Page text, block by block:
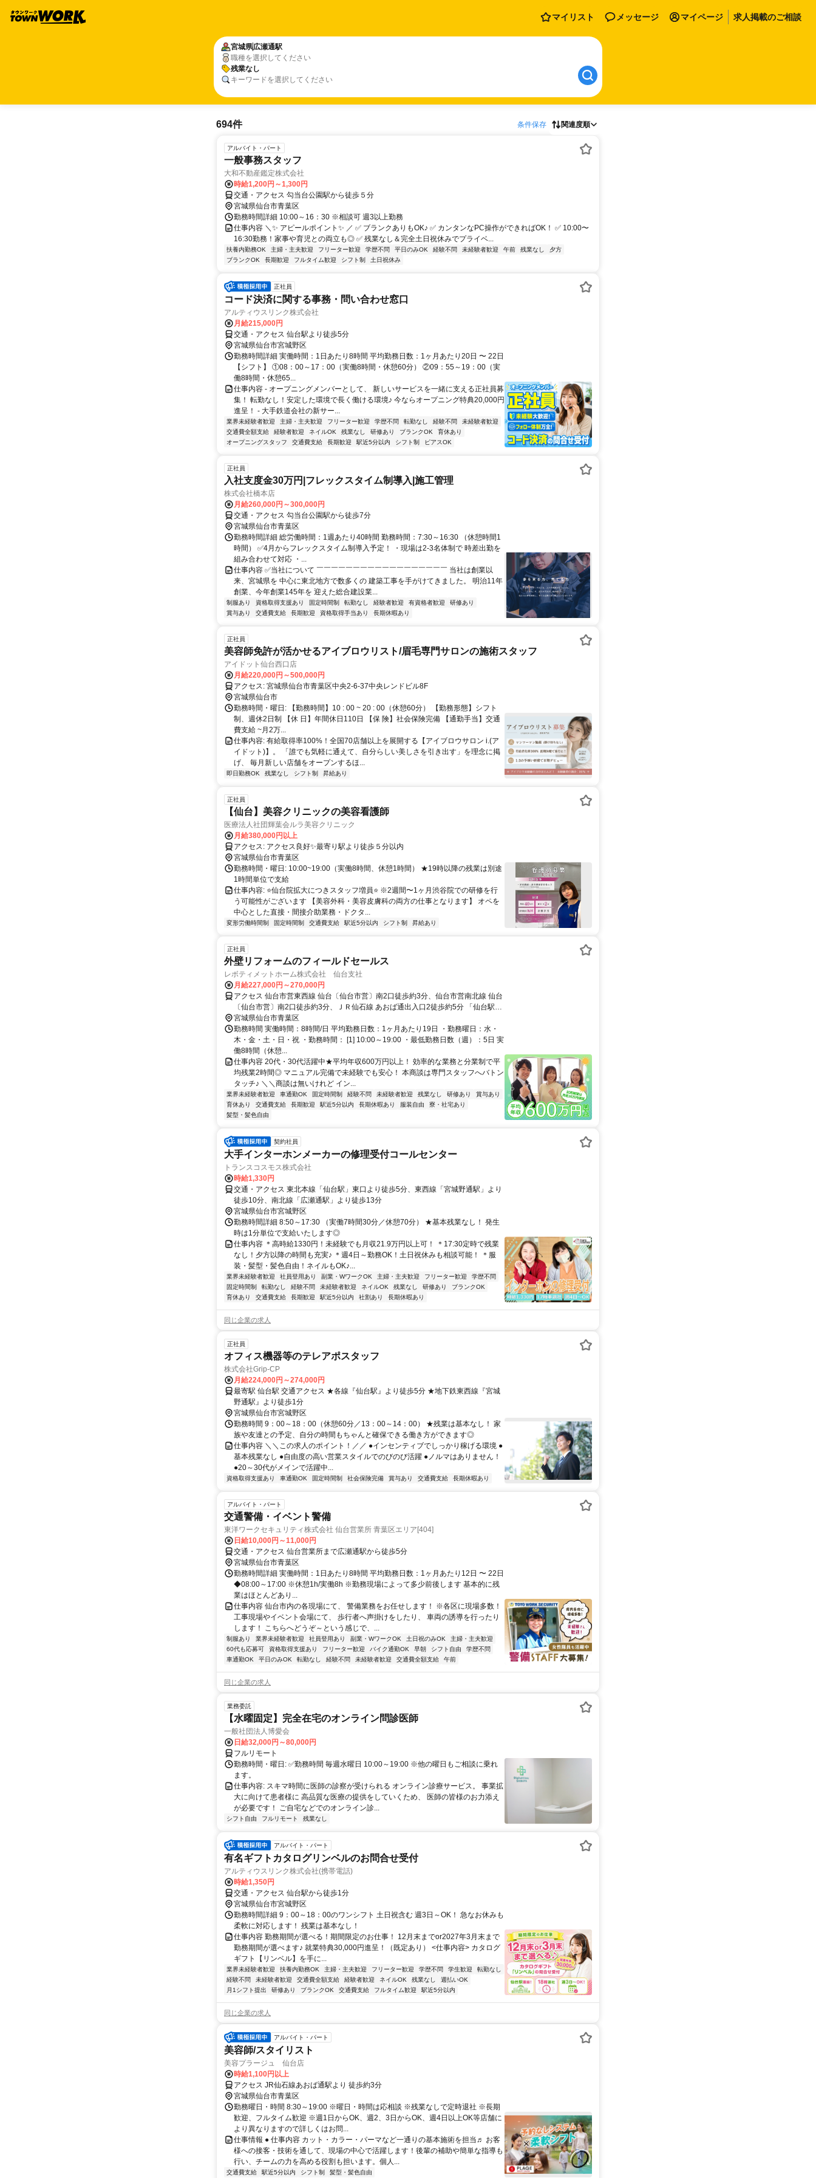
マイリスト メッセージ マイページ 求人掲載のご相談
宮城県広瀬通駅
職種を選択してください
残業なし
キーワードを選択してください
694件 条件保存 関連度順
アルバイト・パート
一般事務スタッフ
大和不動産鑑定株式会社
時給1,200円～1,300円
交通・アクセス 勾当台公園駅から徒歩５分
宮城県仙台市青葉区
勤務時間詳細 10:00～16：30 ※相談可 週3以上勤務
仕事内容 ＼✨ アピールポイント✨ ／ ✅ ブランクありもOK♪ ✅ カンタンなPC操作ができればOK！ ✅ 10:00〜
16:30勤務！家事や育児との両立も◎ ✅ 残業なし＆完全土日祝休みでプライベ...
扶養内勤務OK 主婦・主夫歓迎 フリーター歓迎 学歴不問 平日のみOK 経験不問 未経験者歓迎 午前 残業なし
夕方
ブランクOK
長期歓迎 フルタイム歓迎 シフト制 土日祝休み
正社員
コード決済に関する事務・問い合わせ窓口
アルティウスリンク株式会社
月給215,000円
交通・アクセス 仙台駅より徒歩5分
宮城県仙台市宮城野区
勤務時間詳細 実働時間：1日あたり8時間 平均勤務日数：1ヶ月あたり20日 〜 22日
【シフト】 ①08：00～17：00（実働8時間・休憩60分） ②09：55～19：00（実
働8時間・休憩65...
仕事内容 - オープニングメンバーとして、 新しいサービスを一緒に支える正社員募
集！ 転勤なし！安定した環境で長く働ける環境♪ 今ならオープニング特典20,000円
進呈！ - 大手鉄道会社の新サー...
業界未経験者歓迎 主婦・主夫歓迎 フリーター歓迎 学歴不問 転勤なし 経験不問
未経験者歓迎
交通費全額支給
経験者歓迎 ネイルOK 残業なし 研修あり ブランクOK
育休あり
オープニングスタッフ
交通費支給 長期歓迎 駅近5分以内 シフト制 ピアスOK
正社員
入社支度金30万円|フレックスタイム制導入|施工管理
株式会社橋本店
月給260,000円～300,000円
交通・アクセス 勾当台公園駅から徒歩7分
宮城県仙台市青葉区
勤務時間詳細 総労働時間：1週あたり40時間 勤務時間：7:30～16:30 （休憩時間1
時間） ✅4月からフレックスタイム制導入予定！ ・現場は2-3名体制で 時差出勤を
組み合わせて対応 ・...
仕事内容 ✅当社について ￣￣￣￣￣￣￣￣￣￣￣￣￣￣￣￣￣￣ 当社は創業以
来、宮城県を 中心に東北地方で数多くの 建築工事を手がけてきました。 明治11年
創業、今年創業145年を 迎えた総合建設業...
制服あり 資格取得支援あり 固定時間制 転勤なし 経験者歓迎 有資格者歓迎
研修あり
賞与あり
交通費支給 長期歓迎 資格取得手当あり 長期休暇あり
正社員
美容師免許が活かせるアイブロウリスト/眉毛専門サロンの施術スタッフ
アイドット仙台西口店
月給220,000円～500,000円
アクセス: 宮城県仙台市青葉区中央2-6-37中央レンドビル8F
宮城県仙台市
勤務時間・曜日: 【勤務時間】10 : 00 ~ 20 : 00（休憩60分） 【勤務形態】シフト
制、週休2日制 【休 日】年間休日110日 【保 険】社会保険完備 【通勤手当】交通
費支給 ~月2万...
仕事内容: 有給取得率100%！全国70店舗以上を展開する【アイブロウサロン i.(ア
イドット)】。 「誰でも気軽に通えて、自分らしい美しさを引き出す」を理念に掲
げ、 毎月新しい店舗をオープンするほ...
即日勤務OK 残業なし シフト制 昇給あり
正社員
【仙台】美容クリニックの美容看護師
医療法人社団輝葉会ルラ美容クリニック
月給380,000円以上
アクセス: アクセス良好✨最寄り駅より徒歩５分以内
宮城県仙台市青葉区
勤務時間・曜日: 10:00~19:00（実働8時間、休憩1時間） ★19時以降の残業は別途
1時間単位で支給
仕事内容: ⭐仙台院拡大につきスタッフ増員⭐ ※2週間〜1ヶ月渋谷院での研修を行
う可能性がございます 【美容外科・美容皮膚科の両方の仕事となります】 オペを
中心とした直接・間接介助業務・ドクタ...
変形労働時間制 固定時間制 交通費支給 駅近5分以内 シフト制 昇給あり
正社員
外壁リフォームのフィールドセールス
レボティメットホーム株式会社 仙台支社
月給227,000円～270,000円
アクセス 仙台市営東西線 仙台〔仙台市営〕南2口徒歩約3分、仙台市営南北線 仙台
〔仙台市営〕南2口徒歩約3分、ＪＲ仙石線 あおば通出入口2徒歩約5分 「仙台駅」
から徒歩3分
宮城県仙台市青葉区
勤務時間 実働時間：8時間/日 平均勤務日数：1ヶ月あたり19日 ・勤務曜日：水・
木・金・土・日・祝 ・勤務時間： [1] 10:00～19:00 ・最低勤務日数（週）：5日 実
働8時間（休憩...
仕事内容 20代・30代活躍中★平均年収600万円以上！ 効率的な業務と分業制で平
均残業2時間◎ マニュアル完備で未経験でも安心！ 本商談は専門スタッフへバトン
タッチ♪ ＼＼商談は無いけれど イン...
業界未経験者歓迎 車通勤OK 固定時間制 経験不問 未経験者歓迎 残業なし 研修あり
賞与あり
育休あり
交通費支給 長期歓迎 駅近5分以内 長期休暇あり 服装自由
寮・社宅あり
髪型・髪色自由
契約社員
大手インターホンメーカーの修理受付コールセンター
トランスコスモス株式会社
時給1,330円
交通・アクセス 東北本線「仙台駅」東口より徒歩5分、東西線「宮城野通駅」より
徒歩10分、南北線「広瀬通駅」より徒歩13分
宮城県仙台市宮城野区
勤務時間詳細 8:50～17:30 （実働7時間30分／休憩70分） ★基本残業なし！ 発生
時は1分単位で支給いたします◎
仕事内容 ＊高時給1330円！未経験でも月収21.9万円以上可！ ＊17:30定時で残業
なし！夕方以降の時間も充実♪ ＊週4日～勤務OK！土日祝休みも相談可能！ ＊服
装・髪型・髪色自由！ネイルもOK♪...
業界未経験者歓迎 社員登用あり 副業・WワークOK 主婦・主夫歓迎 フリーター歓迎
学歴不問
固定時間制
転勤なし 経験不問 未経験者歓迎 ネイルOK 残業なし 研修あり
ブランクOK
育休あり
交通費支給 長期歓迎 駅近5分以内 社割あり 長期休暇あり
同じ企業の求人
正社員
オフィス機器等のテレアポスタッフ
株式会社Grip-CP
月給224,000円～274,000円
最寄駅 仙台駅 交通アクセス ★各線『仙台駅』より徒歩5分 ★地下鉄東西線『宮城
野通駅』より徒歩1分
宮城県仙台市宮城野区
勤務時間 9：00～18：00（休憩60分／13：00～14：00） ★残業は基本なし！ 家
族や友達との予定、自分の時間もちゃんと確保できる働き方ができます◎
仕事内容 ＼＼この求人のポイント！／／ ●インセンティブでしっかり稼げる環境 ●
基本残業なし ●自由度の高い営業スタイルでのびのび活躍 ●ノルマはありません！
●20～30代がメインで活躍中...
資格取得支援あり 車通勤OK 固定時間制 社会保険完備 賞与あり 交通費支給 長期休暇あり
アルバイト・パート
交通警備・イベント警備
東洋ワークセキュリティ株式会社 仙台営業所 青葉区エリア[404]
日給10,000円～11,000円
交通・アクセス 仙台営業所まで広瀬通駅から徒歩5分
宮城県仙台市青葉区
勤務時間詳細 実働時間：1日あたり8時間 平均勤務日数：1ヶ月あたり12日 〜 22日
◆08:00～17:00 ※休憩1h/実働8h ※勤務現場によって多少前後します 基本的に残
業はほとんどあり...
仕事内容 仙台市内の各現場にて、 警備業務をお任せします！ ※各区に現場多数！
工事現場やイベント会場にて、 歩行者へ声掛けをしたり、 車両の誘導を行ったり
します！ こちらへどうぞ～という感じで、...
制服あり 業界未経験者歓迎 社員登用あり 副業・WワークOK 土日祝のみOK
主婦・主夫歓迎
60代も応募可
資格取得支援あり フリーター歓迎 バイク通勤OK 早朝 シフト自由
学歴不問
車通勤OK
平日のみOK 転勤なし 経験不問 未経験者歓迎 交通費全額支給 午前
同じ企業の求人
業務委託
【水曜固定】完全在宅のオンライン問診医師
一般社団法人博愛会
日給32,000円～80,000円
フルリモート
勤務時間・曜日: ✅勤務時間 毎週水曜日 10:00～19:00 ※他の曜日もご相談に乗れ
ます。
仕事内容: スキマ時間に医師の診察が受けられる オンライン診療サービス。 事業拡
大に向けて患者様に 高品質な医療の提供をしていくため、 医師の皆様のお力添え
が必要です！ ご自宅などでのオンライン診...
シフト自由 フルリモート 残業なし
アルバイト・パート
有名ギフトカタログリンベルのお問合せ受付
アルティウスリンク株式会社(携帯電話)
時給1,350円
交通・アクセス 仙台駅から徒歩1分
宮城県仙台市宮城野区
勤務時間詳細 9：00～18：00のワンシフト 土日祝含む 週3日～OK！ 急なお休みも
柔軟に対応します！ 残業は基本なし！
仕事内容 勤務期間が選べる！期間限定のお仕事！ 12月末までor2027年3月末まで
勤務期間が選べます♪ 就業特典30,000円進呈！（既定あり） <仕事内容> カタログ
ギフト【リンベル】を手に...
業界未経験者歓迎 扶養内勤務OK 主婦・主夫歓迎 フリーター歓迎 学歴不問 学生歓迎
転勤なし
経験不問
未経験者歓迎 交通費全額支給 経験者歓迎 ネイルOK 残業なし
週払いOK
月1シフト提出
研修あり ブランクOK 交通費支給 フルタイム歓迎 駅近5分以内
同じ企業の求人
アルバイト・パート
美容師/スタイリスト
美容プラージュ 仙台店
時給1,100円以上
アクセス JR仙石線あおば通駅より 徒歩約3分
宮城県仙台市青葉区
勤務曜日・時間 8:30～19:00 ※曜日・時間は応相談 ※残業なしで定時退社 ※長期
歓迎、フルタイム歓迎 ※週1日からOK、週2、3日からOK、週4日以上OK等店舗に
より異なりますので詳しくはお問...
仕事情報 ● 仕事内容 カット・カラー・パーマなど一通りの基本施術を担当♬ お客
様への接客・技術を通して、現場の中心で活躍します！後輩の補助や簡単な指導も
行い、チームの力を高める役割も担います。個人...
交通費支給 駅近5分以内 シフト制 髪型・髪色自由